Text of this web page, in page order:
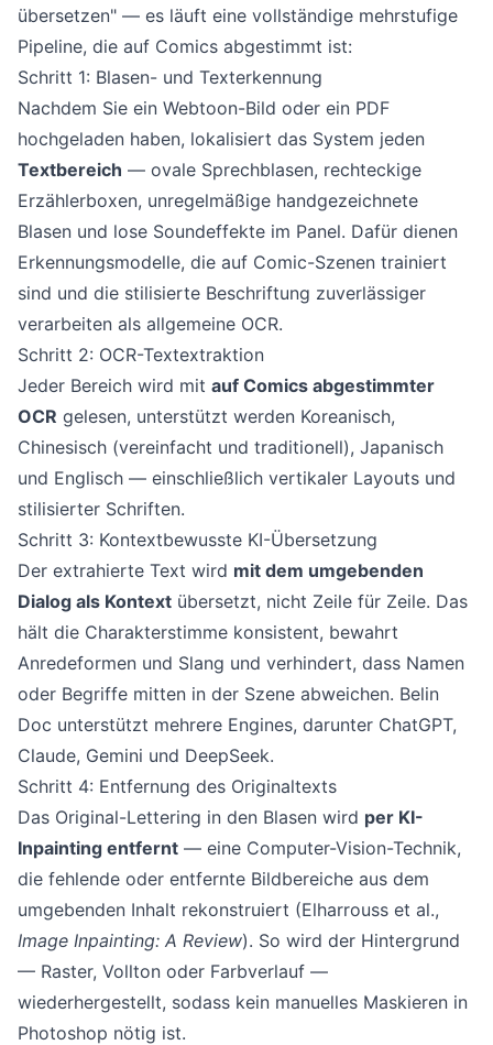
übersetzen" — es läuft eine vollständige mehrstufige
Pipeline, die auf Comics abgestimmt ist:
Schritt 1: Blasen- und Texterkennung
Nachdem Sie ein Webtoon-Bild oder ein PDF
hochgeladen haben, lokalisiert das System jeden
Textbereich — ovale Sprechblasen, rechteckige
Erzählerboxen, unregelmäßige handgezeichnete
Blasen und lose Soundeffekte im Panel. Dafür dienen
Erkennungsmodelle, die auf Comic-Szenen trainiert
sind und die stilisierte Beschriftung zuverlässiger
verarbeiten als allgemeine OCR.
Schritt 2: OCR-Textextraktion
Jeder Bereich wird mit auf Comics abgestimmter
OCR gelesen, unterstützt werden Koreanisch,
Chinesisch (vereinfacht und traditionell), Japanisch
und Englisch — einschließlich vertikaler Layouts und
stilisierter Schriften.
Schritt 3: Kontextbewusste KI-Übersetzung
Der extrahierte Text wird mit dem umgebenden
Dialog als Kontext übersetzt, nicht Zeile für Zeile. Das
hält die Charakterstimme konsistent, bewahrt
Anredeformen und Slang und verhindert, dass Namen
oder Begriffe mitten in der Szene abweichen. Belin
Doc unterstützt mehrere Engines, darunter ChatGPT,
Claude, Gemini und DeepSeek.
Schritt 4: Entfernung des Originaltexts
Das Original-Lettering in den Blasen wird per KI-
Inpainting entfernt — eine Computer-Vision-Technik,
die fehlende oder entfernte Bildbereiche aus dem
umgebenden Inhalt rekonstruiert (Elharrouss et al.,
Image Inpainting: A Review). So wird der Hintergrund
— Raster, Vollton oder Farbverlauf —
wiederhergestellt, sodass kein manuelles Maskieren in
Photoshop nötig ist.